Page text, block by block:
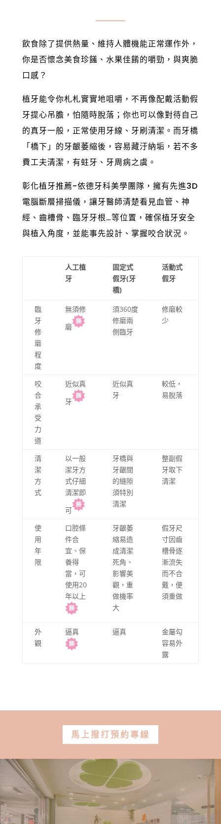
飲食除了提供熱量、維持人體機能正常運作外，
你是否懷念美食珍饈、水果佳餚的嚼勁，與爽脆
口感？
植牙能令你札札實實地咀嚼，不再像配戴活動假
牙提心吊膽，怕隨時脫落；你也可以像對待自己
的真牙一般，正常使用牙線、牙刷清潔。而牙橋
「橋下」的牙齦萎縮後，容易藏汙納垢，若不多
費工夫清潔，有蛀牙、牙周病之虞。
彰化植牙推薦-依德牙科美學團隊，擁有先進3D
電腦斷層掃描儀，讓牙醫師清楚看見血管、神
經、齒槽骨、臨牙牙根…等位置，確保植牙安全
與植入角度，並能事先設計、掌握咬合狀況。
人工植
牙
固定式
假牙(牙
橋)
活動式
假牙
臨
牙
修
磨
程
度
無須修
磨
須360度
修磨兩
側臨牙
修磨較
少
咬
合
承
受
力
道
近似真
牙
近似真
牙
較低，
易脫落
清
潔
方
式
以一般
潔牙方
式仔細
清潔即
可
牙橋與
牙齦間
的縫隙
須特別
清潔
整副假
牙取下
清潔
使
用
年
限
口腔條
件合
宜、保
養得
當，可
使用20
年以上
牙齦萎
縮易造
成清潔
死角、
影響美
觀，重
做機率
大
假牙尺
寸因齒
槽骨逐
漸流失
而不合
戴，便
須重做
外
觀
逼真 逼真
金屬勾
容易外
露
馬上撥打預約專線